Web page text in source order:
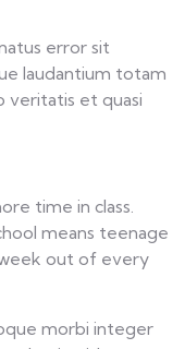
error sit
laudantium totam
veritatis et quasi
time in class.
means teenage
out of every
morbi integer